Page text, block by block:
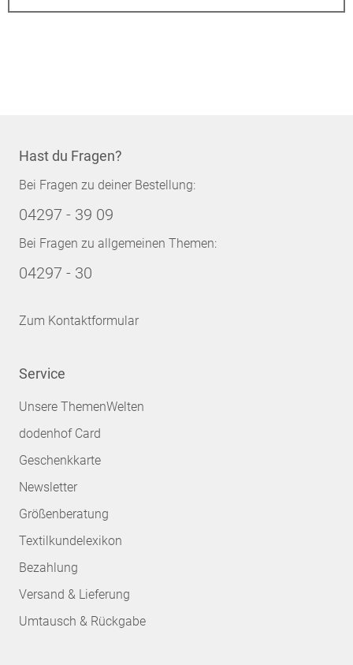
Hast du Fragen?
Bei Fragen zu deiner Bestellung:
04297 - 39 09
Bei Fragen zu allgemeinen Themen:
04297 - 30
Zum Kontaktformular
Service
Unsere ThemenWelten
dodenhof Card
Geschenkkarte
Newsletter
Größenberatung
Textilkundelexikon
Bezahlung
Versand & Lieferung
Umtausch & Rückgabe